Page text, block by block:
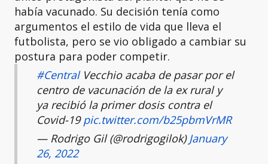
había vacunado. Su decisión tenía como
argumentos el estilo de vida que lleva el
futbolista, pero se vio obligado a cambiar su
postura para poder competir.
#CentralVecchio acaba de pasar por el
centro de vacunación de la ex rural y
ya recibió la primer dosis contra el
Covid-19pic.twitter.com/b25pbmVrMR
— Rodrigo Gil (@rodrigogilok)January
26, 2022